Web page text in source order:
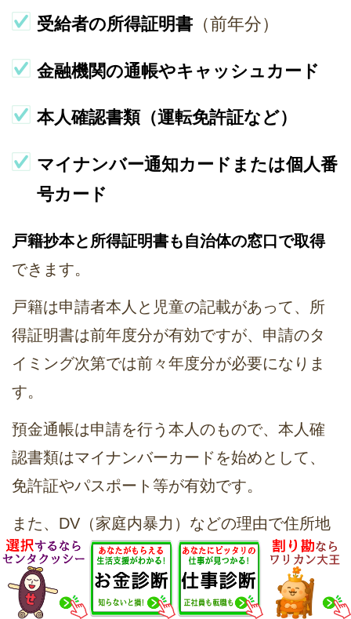
受給者の所得証明書 （前年分）
金融機関の通帳やキャッシュカード
本人確認書類（運転免許証など）
マイナンバー通知カードまたは個人番
号カード
戸籍抄本と所得証明書も自治体の窓口で取得
できます。
戸籍は申請者本人と児童の記載があって、所
得証明書は前年度分が有効ですが、申請のタ
イミング次第では前々年度分が必要になりま
す。
預金通帳は申請を行う本人のもので、本人確
認書類はマイナンバーカードを始めとして、
免許証やパスポート等が有効です。
また、DV（家庭内暴力）などの理由で住所地
が本籍と異なる方や、児童の扶養者が親以外
（祖父母など）の場合は、追加書類や特例申
請が必要になるケースがあります。